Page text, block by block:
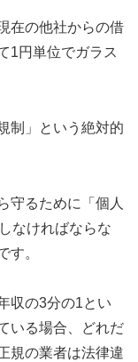
在の他社からの借
1円単位でガラス
制」という絶対的
守るために「個人
なければならな
す。
収の3分の1とい
いる場合、どれだ
規の業者は法律違